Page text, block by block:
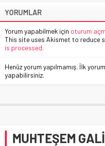
YORUMLAR
Yorum yapabilmek için oturum
This site uses Akismet to reduce
is processed.
Henüz yorum yapılmamış. İlk
yapabilirsiniz.
MUHTEŞEM